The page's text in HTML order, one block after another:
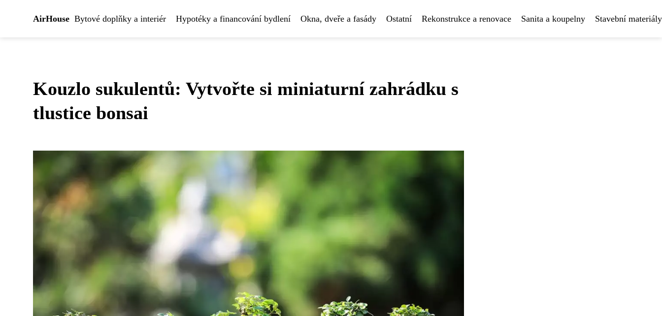
AirHouse Bytové doplňky a interiér Hypotéky a financování bydlení Okna, dveře a fasády Ostatní Rekonstrukce a renovace Sanita a koupelny Stavební materiály
Kouzlo sukulentů: Vytvořte si miniaturní zahrádku s
tlustice bonsai